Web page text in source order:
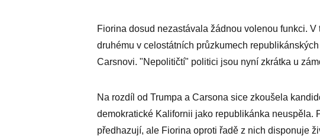
Fiorina dosud nezastávala žádnou volenou funkci.
druhému v celostátních průzkumech
Carsnovi. "Nepolitičtí" politici jsou nyní zkrátka u
Na rozdíl od Trumpa a Carsona sice zkoušela
demokratické Kalifornii jako republikánka neuspěla.
předhazují, ale Fiorina oproti řadě z nich disponuje